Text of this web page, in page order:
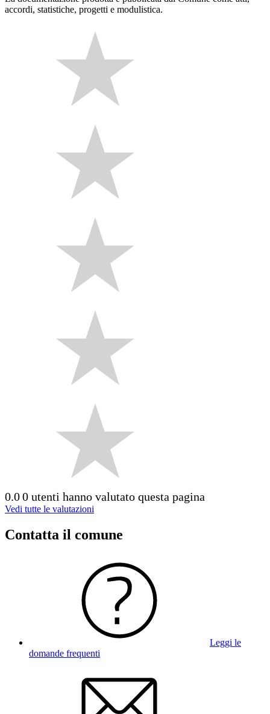
accordi, statistiche, progetti e modulistica.
0.00 utenti hanno valutato questa pagina
Vedi tutte le valutazioni
Contatta il comune
Leggi le
domande frequenti